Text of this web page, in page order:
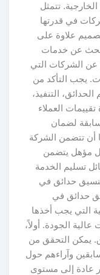
تتمثل
في قدرتها
علاوة على
عن خدمات
عن الشركات التي
يجب التأكد من
التنفيذ،
العملاء
لضمان
أن تتضمن الشركة
مؤهل يتضمن
تسليم الخدمة
حدائق في
حدائق في
التي يجب أخذها
الجودة. أولاً،
يمكن التحقق من
وآراءهم حول
عادة إلى مستوى